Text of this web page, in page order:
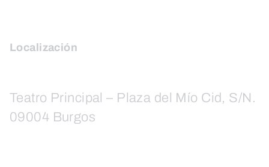
Localización
Teatro Principal – Plaza del Mío Cid, S/N.
09004 Burgos